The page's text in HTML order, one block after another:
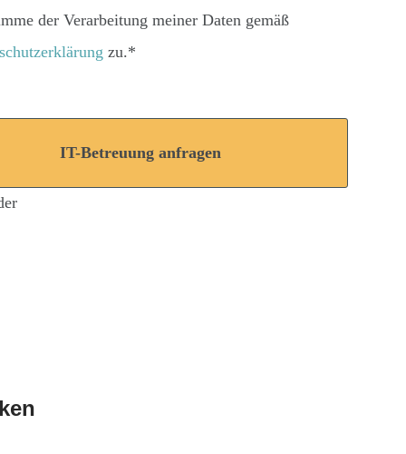
der Verarbeitung meiner Daten gemäß
zu.*